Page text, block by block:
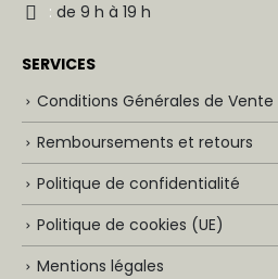
: de 9 h à 19 h
SERVICES
Conditions Générales de Vente
Remboursements et retours
Politique de confidentialité
Politique de cookies (UE)
Mentions légales